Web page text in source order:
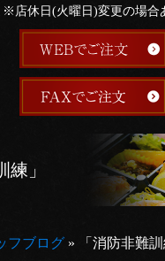
※店休日(火曜日)変更の場合
練」
フブログ » 「消防非難訓